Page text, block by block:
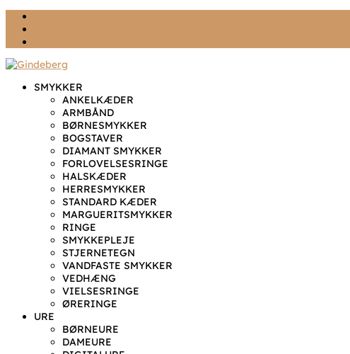
SMYKKER
ANKELKÆDER
ARMBÅND
BØRNESMYKKER
BOGSTAVER
DIAMANT SMYKKER
FORLOVELSESRINGE
HALSKÆDER
HERRESMYKKER
STANDARD KÆDER
MARGUERITSMYKKER
RINGE
SMYKKEPLEJE
STJERNETEGN
VANDFASTE SMYKKER
VEDHÆNG
VIELSESRINGE
ØRERINGE
URE
BØRNEURE
DAMEURE